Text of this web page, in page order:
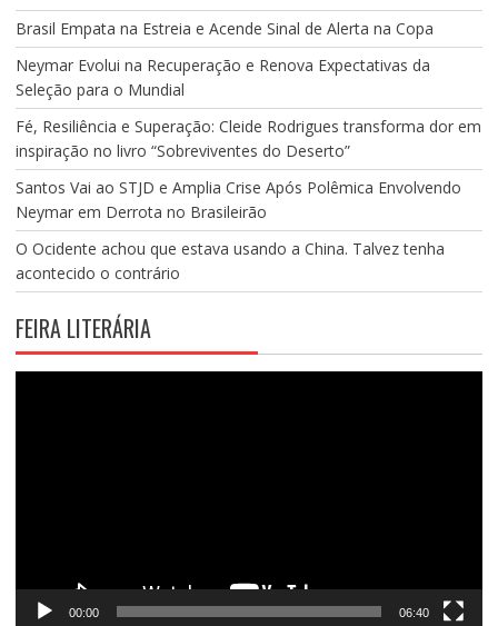
Brasil Empata na Estreia e Acende Sinal de Alerta na Copa
Neymar Evolui na Recuperação e Renova Expectativas da
Seleção para o Mundial
Fé, Resiliência e Superação: Cleide Rodrigues transforma dor em
inspiração no livro “Sobreviventes do Deserto”
Santos Vai ao STJD e Amplia Crise Após Polêmica Envolvendo
Neymar em Derrota no Brasileirão
O Ocidente achou que estava usando a China. Talvez tenha
acontecido o contrário
FEIRA LITERÁRIA
00:00 06:40